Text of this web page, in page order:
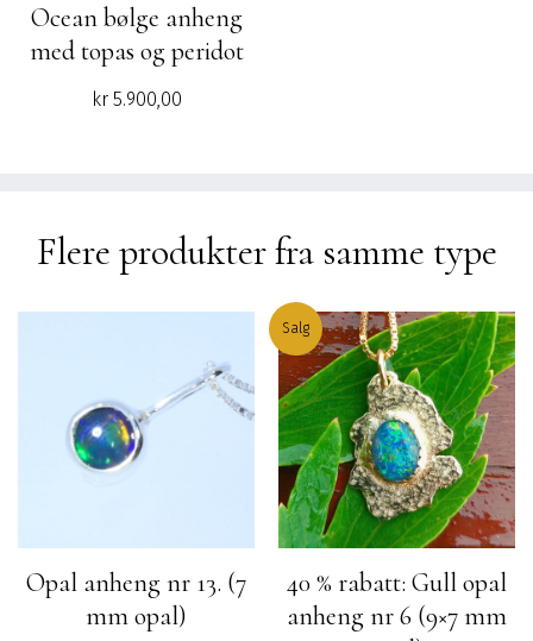
Ocean bølge anheng
med topas og peridot
kr5.900,00
Flere produkter fra samme type
Opal anheng nr 13. (7
mm opal)
Salg
40 % rabatt: Gull opal
anheng nr 6 (9×7 mm